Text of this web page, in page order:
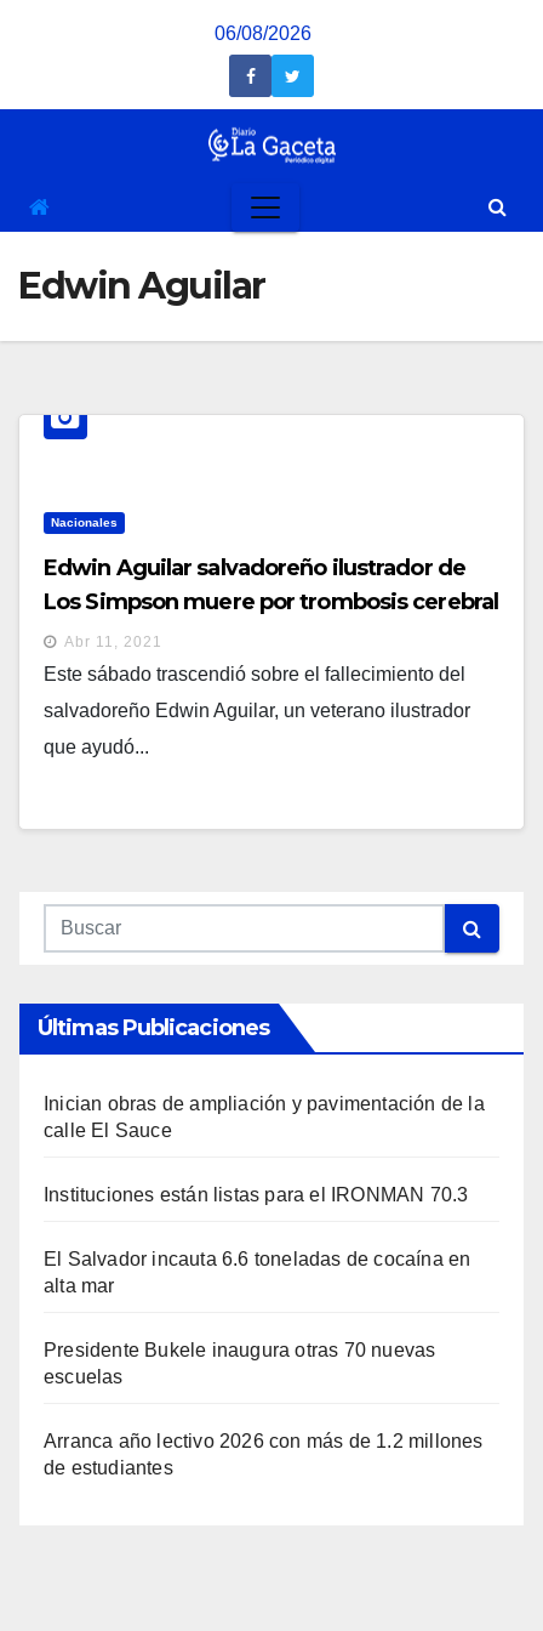
06/08/2026
Edwin Aguilar
Nacionales
Edwin Aguilar salvadoreño ilustrador de
Los Simpson muere por trombosis cerebral
Abr 11, 2021
Este sábado trascendió sobre el fallecimiento del
salvadoreño Edwin Aguilar, un veterano ilustrador
que ayudó...
Últimas Publicaciones
Inician obras de ampliación y pavimentación de la
calle El Sauce
Instituciones están listas para el IRONMAN 70.3
El Salvador incauta 6.6 toneladas de cocaína en
alta mar
Presidente Bukele inaugura otras 70 nuevas
escuelas
Arranca año lectivo 2026 con más de 1.2 millones
de estudiantes